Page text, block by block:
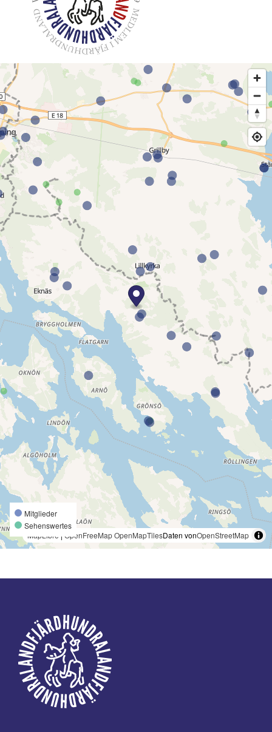
Mitglieder
Sehenswertes
MapLibre | OpenFreeMapOpenMapTilesDaten vonOpenStreetMap
Fußzeile